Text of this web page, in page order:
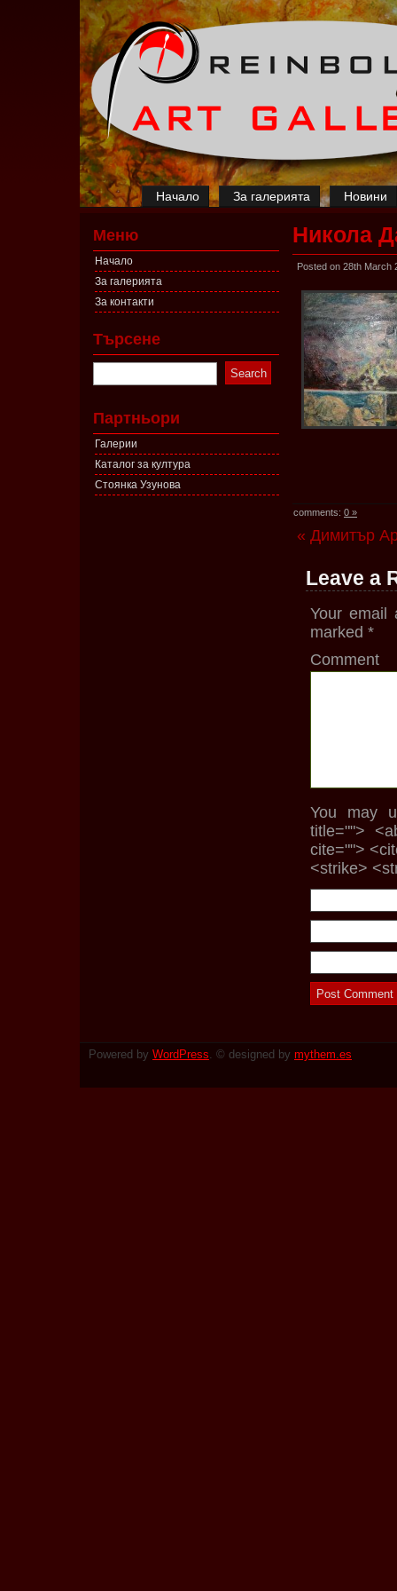
Начало За галерията Новини
Меню
Начало
За галерията
За контакти
Търсене
Партньори
Галерии
Каталог за култура
Стоянка Узунова
Никола
Posted on 28th March
comments: 0 »
« Димитър
Leave a
Your email
marked *
Comment
You may
title="">
cite="">
<strike>
Powered by WordPress. © designed by mythem.es